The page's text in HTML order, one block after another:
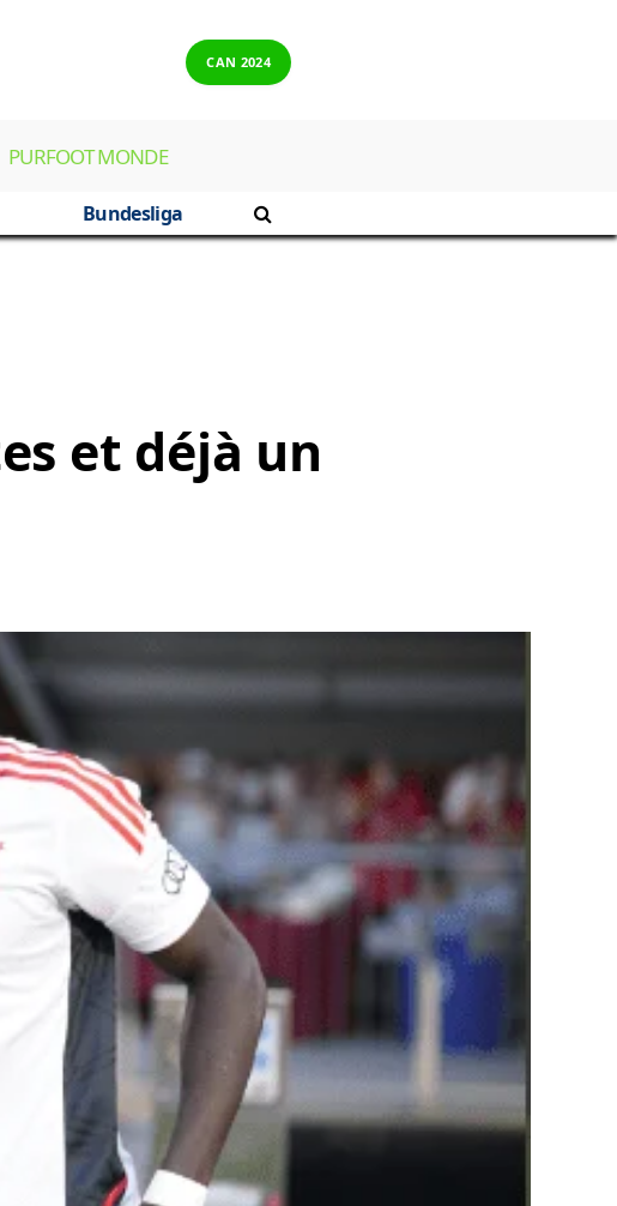
CAN 2024
PURFOOT MONDE
Bundesliga
et déjà un